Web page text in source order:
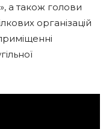
а також голови
організацій